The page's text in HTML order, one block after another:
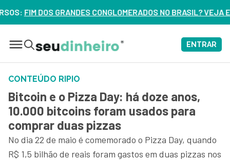
GRANDES CONGLOMERADOS NO BRASIL? VEJA ERROS DE 3
ENTRAR
CONTEÚDO RIPIO
Bitcoin e o Pizza Day: há doze anos,
10.000 bitcoins foram usados para
comprar duas pizzas
No dia 22 de maio é comemorado o Pizza Day, quando
R$ 1,5 bilhão de reais foram gastos em duas pizzas nos